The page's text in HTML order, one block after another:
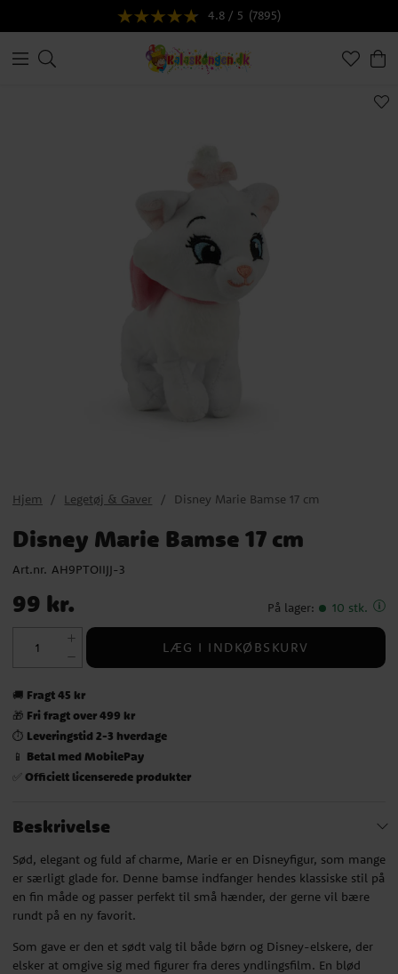
4.8 / 5 (7895)
Hjem Legetøj & Gaver Disney Marie Bamse 17 cm
Disney Marie Bamse 17 cm
Art.nr. AH9PTOIIJJ-3
Pris: 99 kr.
99 kr. På lager: 10 stk.
LÆG I INDKØBSKURV
🚚 Fragt 45 kr
🎁 Fri fragt over 499 kr
⏱️ Leveringstid 2-3 hverdage
📱 Betal med MobilePay
✅ Officielt licenserede produkter
Beskrivelse
Sød, elegant og fuld af charme, Marie er en Disneyfigur, som mange
er særligt glade for. Denne bamse indfanger hendes klassiske stil på
en fin måde og passer perfekt til små hænder, der gerne vil bære
rundt på en ny favorit.
Som gave er den et sødt valg til både børn og Disney-elskere, der
elsker at omgive sig med figurer fra deres yndlingsfilm. En blød